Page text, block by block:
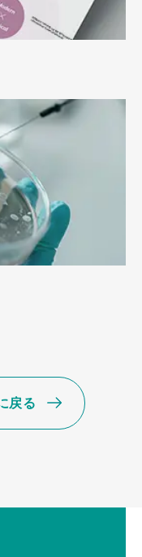
戻る